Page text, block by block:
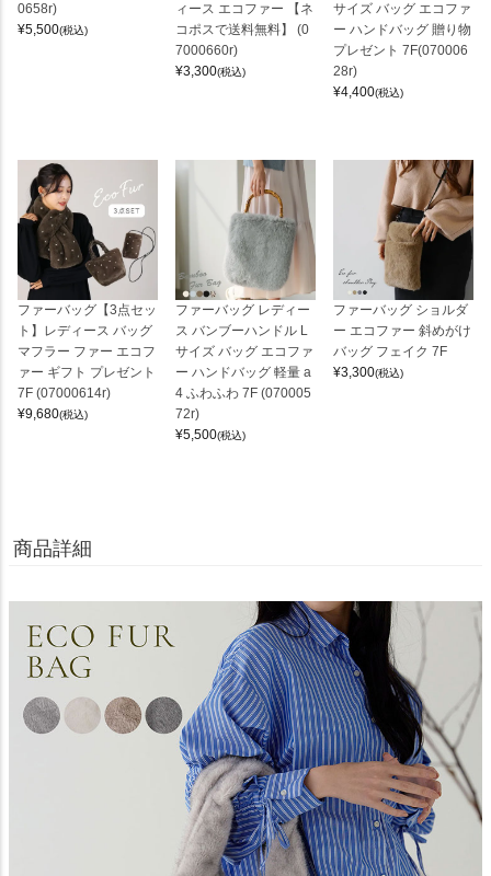
0658r)
¥5,500(税込)
ィース エコファー 【ネ
コポスで送料無料】 (0
7000660r)
¥3,300(税込)
サイズ バッグ エコファ
ー ハンドバッグ 贈り物
プレゼント 7F(070006
28r)
¥4,400(税込)
ファーバッグ【3点セッ
ト】レディース バッグ
マフラー ファー エコフ
ァー ギフト プレゼント
7F (07000614r)
¥9,680(税込)
ファーバッグ レディー
ス バンブーハンドル L
サイズ バッグ エコファ
ー ハンドバッグ 軽量 a
4 ふわふわ 7F (070005
72r)
¥5,500(税込)
ファーバッグ ショルダ
ー エコファー 斜めがけ
バッグ フェイク 7F
¥3,300(税込)
商品詳細